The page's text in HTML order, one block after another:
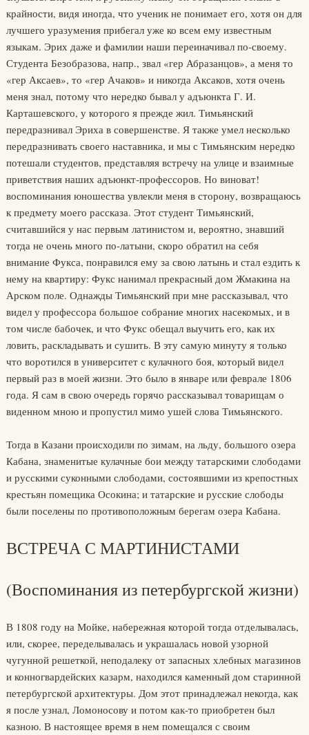
крайности, видя иногда, что ученик не понимает его, хотя он для
лучшего уразумения прибегал уже ко всем ему известным
языкам. Эрих даже и фамилии наши переиначивал по-своему.
Студента Безобразова, напр., звал «гер Абразанцов», а меня то
«гер Аксаев», то «гер Ачаков» и никогда Аксаков, хотя очень
меня знал, потому что нередко бывал у адъюнкта Г. И.
Карташевского, у которого я прежде жил. Тимьянский
передразнивал Эриха в совершенстве. Я также умел несколько
передразнивать своего наставника, и мы с Тимьянским нередко
потешали студентов, представляя встречу на улице и взаимные
приветствия наших адъюнкт-профессоров. Но виноват!
воспоминания юношества увлекли меня в сторону, возвращаюсь
к предмету моего рассказа. Этот студент Тимьянский,
считавшийся у нас первым латинистом и, вероятно, знавший
тогда не очень много по-латыни, скоро обратил на себя
внимание Фукса, понравился ему за свою латынь и стал ездить к
нему на квартиру: Фукс нанимал прекрасный дом Жмакина на
Арском поле. Однажды Тимьянский при мне рассказывал, что
видел у профессора большое собрание многих насекомых, и в
том числе бабочек, и что Фукс обещал выучить его, как их
ловить, раскладывать и сушить. В эту самую минуту я только
что воротился в университет с кулачного боя, который видел
первый раз в моей жизни. Это было в январе или феврале 1806
года. Я сам в свою очередь горячо рассказывал товарищам о
виденном мною и пропустил мимо ушей слова Тимьянского.
Тогда в Казани происходили по зимам, на льду, большого озера
Кабана, знаменитые кулачные бои между татарскими слободами
и русскими суконными слободами, состоявшими из крепостных
крестьян помещика Осокина; и татарские и русские слободы
были поселены по противоположным берегам озера Кабана.
ВСТРЕЧА С МАРТИНИСТАМИ
(Воспоминания из петербургской жизни)
В 1808 году на Мойке, набережная которой тогда отделывалась,
или, скорее, переделывалась и украшалась новой узорной
чугунной решеткой, неподалеку от запасных хлебных магазинов
и конногвардейских казарм, находился каменный дом старинной
петербургской архитектуры. Дом этот принадлежал некогда, как
я после узнал, Ломоносову и потом как-то приобретен был
казною. В настоящее время в нем помещался с своим